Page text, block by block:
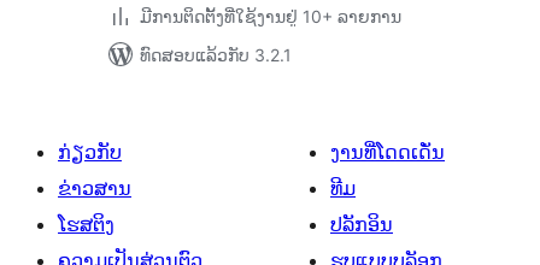
ມີການຕິດຕັ້ງທີ່ໃຊ້ງານຢູ່ 10+ ລາຍການ
ທົດສອບແລ້ວກັບ 3.2.1
ກ່ຽວກັບ
ຂ່າວສານ
ໂຮສຕິງ
ຄວາມເປັນສ່ວນຕົວ
ງານທີ່ໂດດເດັ່ນ
ທີມ
ປລັກອິນ
ຮູບແບບບລັອກ